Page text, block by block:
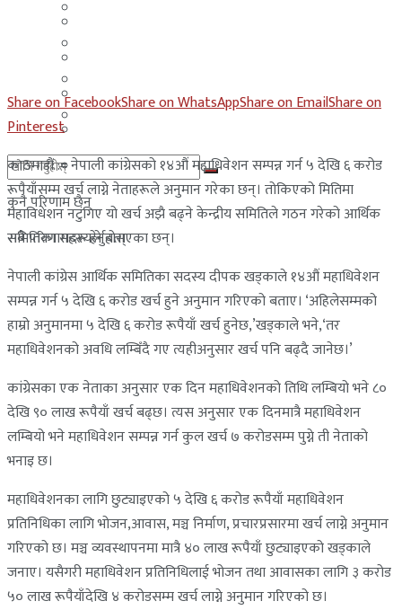
साउदी अरब
कुनै परिणाम छैन
सबै परिणामहरू हेर्नुहोस्
युएई
साउदी अरब
Share on FacebookShare on WhatsAppShare on EmailShare on
Pinterest
काठमाडौं := नेपाली कांग्रेसको १४औं महाधिवेशन सम्पन्न गर्न ५ देखि ६ करोड
रूपैयाँसम्म खर्च लाग्ने नेताहरूले अनुमान गरेका छन्। तोकिएको मितिमा
महाविधेशन नटुंगिए यो खर्च अझै बढ्ने केन्द्रीय समितिले गठन गरेको आर्थिक
समितिका सदस्यले बताएका छन्।
नेपाली कांग्रेस आर्थिक समितिका सदस्य दीपक खड्काले १४औं महाधिवेशन
सम्पन्न गर्न ५ देखि ६ करोड खर्च हुने अनुमान गरिएको बताए। ‘अहिलेसम्मको
हाम्रो अनुमानमा ५ देखि ६ करोड रूपैयाँ खर्च हुनेछ,’खड्काले भने,‘तर
महाधिवेशनको अवधि लम्बिँदै गए त्यहीअनुसार खर्च पनि बढ्दै जानेछ।’
कांग्रेसका एक नेताका अनुसार एक दिन महाधिवेशनको तिथि लम्बियो भने ८०
देखि ९० लाख रूपैयाँ खर्च बढ्छ। त्यस अनुसार एक दिनमात्रै महाधिवेशन
लम्बियो भने महाधिवेशन सम्पन्न गर्न कुल खर्च ७ करोडसम्म पुग्ने ती नेताको
भनाइ छ।
महाधिवेशनका लागि छुट्याइएको ५ देखि ६ करोड रूपैयाँ महाधिवेशन
प्रतिनिधिका लागि भोजन,आवास, मञ्च निर्माण, प्रचारप्रसारमा खर्च लाग्ने अनुमान
गरिएको छ। मञ्च व्यवस्थापनमा मात्रै ४० लाख रूपैयाँ छुट्याइएको खड्काले
जनाए। यसैगरी महाधिवेशन प्रतिनिधिलाई भोजन तथा आवासका लागि ३ करोड
५० लाख रूपैयाँदेखि ४ करोडसम्म खर्च लाग्ने अनुमान गरिएको छ।